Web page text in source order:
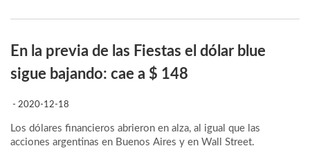
En la previa de las Fiestas el dólar blue
sigue bajando: cae a $ 148
- 2020-12-18
Los dólares financieros abrieron en alza, al igual que las
acciones argentinas en Buenos Aires y en Wall Street.